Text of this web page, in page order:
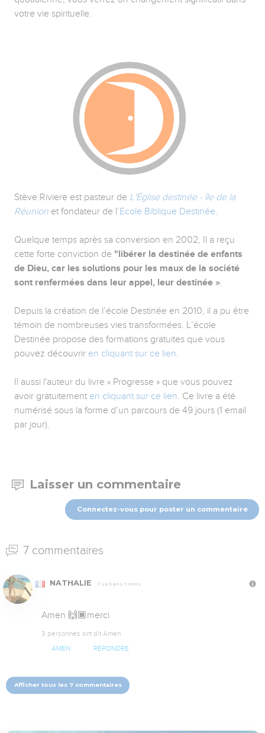
votre vie spirituelle.
Stève Riviere est pasteur de L'Église destinée - île de la
Réunion et fondateur de l ’Ecole Biblique Destinée.
Quelque temps après sa conversion en 2002, Il a reçu
cette forte conviction de "libérer la destinée de enfants
de Dieu, car les solutions pour les maux de la société
sont renfermées dans leur appel, leur destinée ».
Depuis la création de l’école Destinée en 2010, il a pu être
témoin de nombreuses vies transformées. L’école
Destinée propose des formations gratuites que vous
pouvez découvrir en cliquant sur ce lien.
Il aussi l'auteur du livre « Progresse » que vous pouvez
avoir gratuitement en cliquant sur ce lien. Ce livre a été
numérisé sous la forme d’un parcours de 49 jours (1 email
par jour).
Laisser un commentaire
Connectez-vous pour poster un commentaire
7 commentaires
NATHALIE Il y a 5 ans, 1 mois
Amen 🙌🏾merci
3 personnes ont dit Amen
AMEN RÉPONDRE
Afficher tous les 7 commentaires